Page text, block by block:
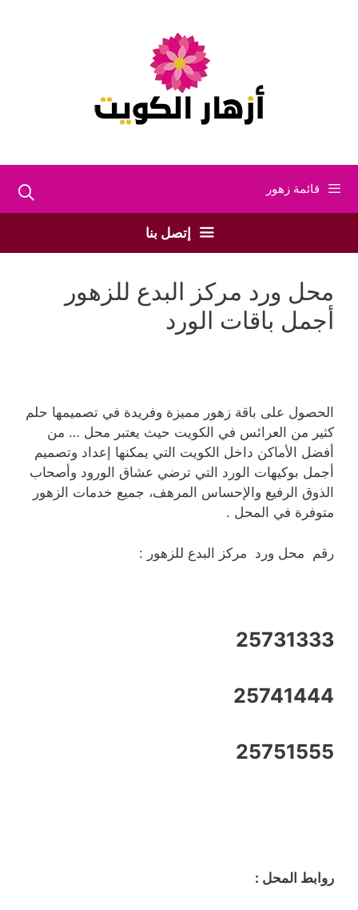
قائمة زهور
إتصل بنا
محل ورد مركز البدع للزهور
أجمل باقات الورد
الحصول على باقة زهور مميزة وفريدة في تصميمها حلم
كثير من العرائس في الكويت حيث يعتبر محل … من
أفضل الأماكن داخل الكويت التي يمكنها إعداد وتصميم
أجمل بوكيهات الورد التي ترضي عشاق الورود وأصحاب
الذوق الرفيع والإحساس المرهف، جميع خدمات الزهور
متوفرة في المحل .
رقم محل ورد مركز البدع للزهور :
25731333
25741444
25751555
روابط المحل :